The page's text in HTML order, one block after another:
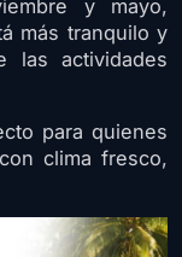
y mayo,
más tranquilo y
las actividades
para quienes
clima fresco,